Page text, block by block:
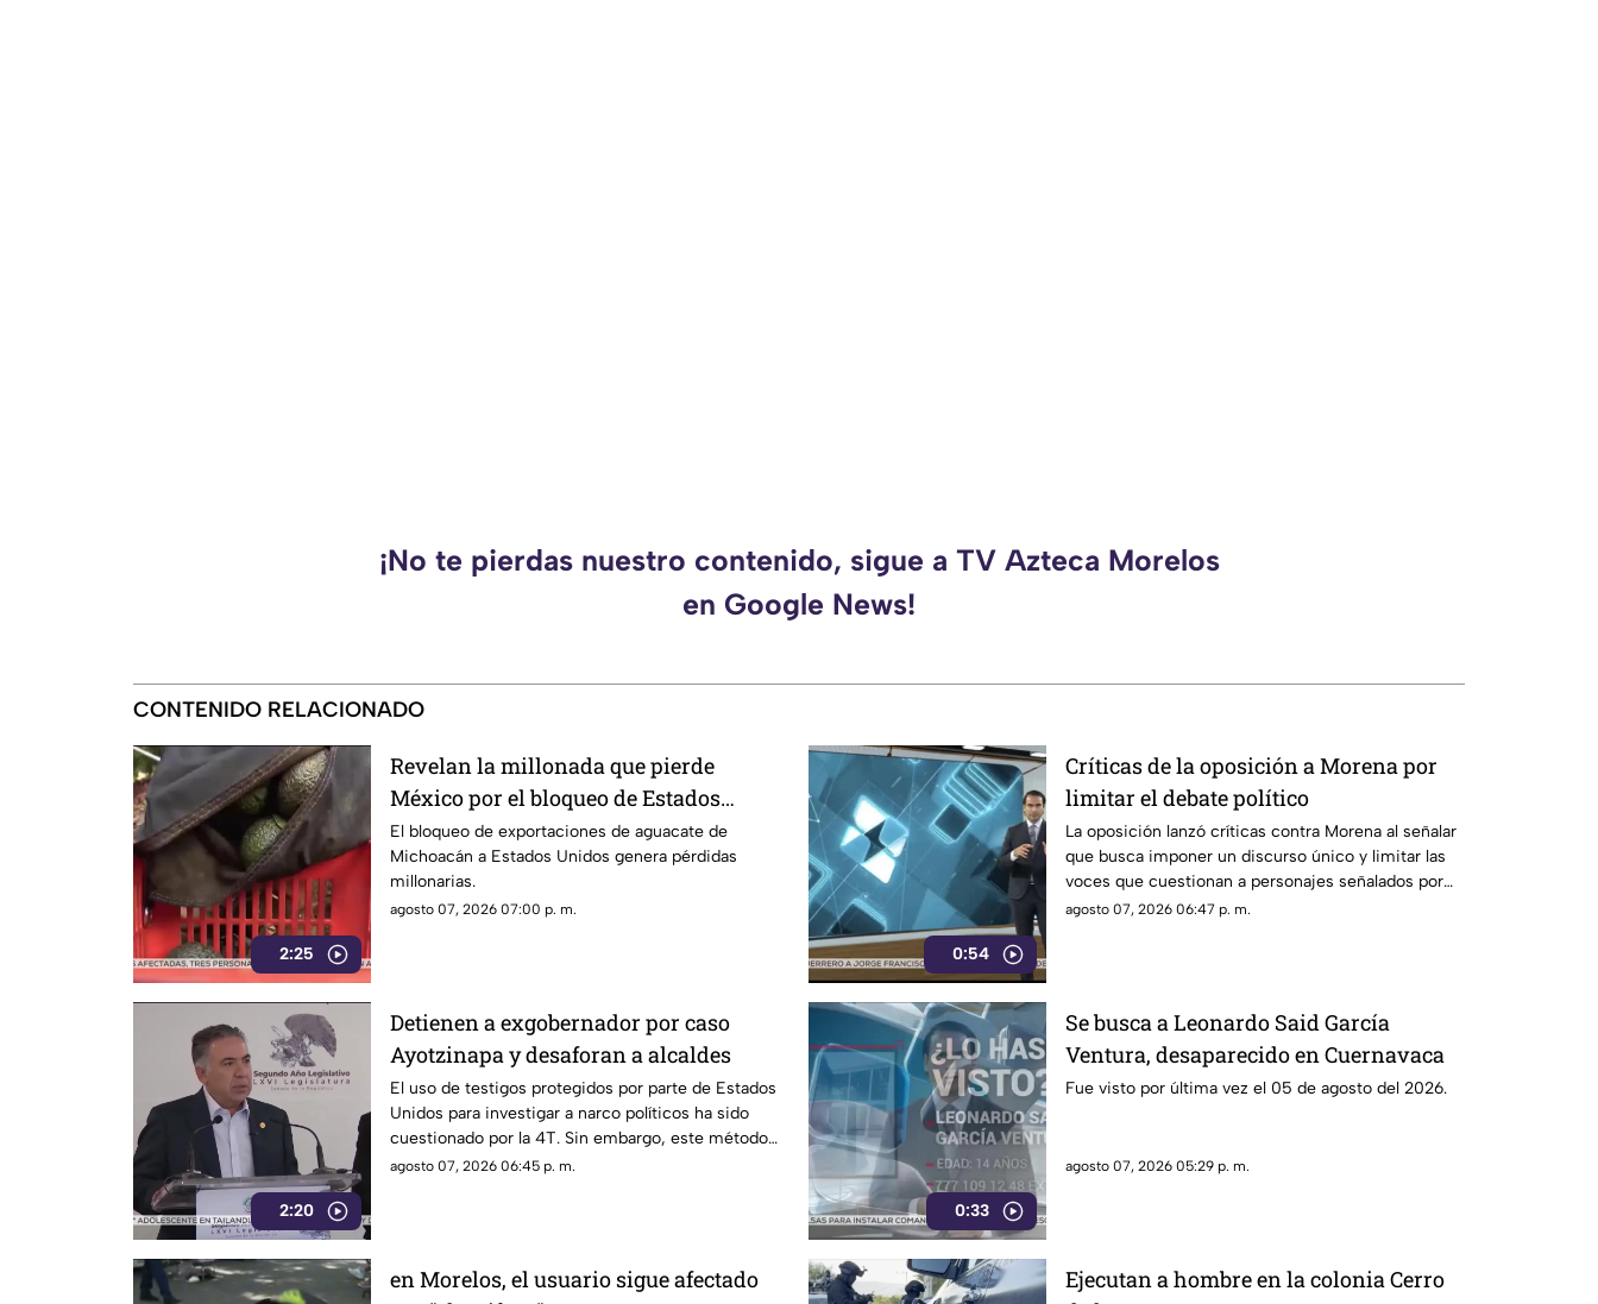
¡No te pierdas nuestro contenido, sigue a TV Azteca Morelos
en Google News!
CONTENIDO RELACIONADO
2:25
Revelan la millonada que pierde
México por el bloqueo de Estados
Unidos al aguacate de Michoacán
El bloqueo de exportaciones de aguacate de
Michoacán a Estados Unidos genera pérdidas
millonarias.
agosto 07, 2026 07:00 p. m.
0:54
Críticas de la oposición a Morena por
limitar el debate político
La oposición lanzó críticas contra Morena al señalar
que busca imponer un discurso único y limitar las
voces que cuestionan a personajes señalados por
presuntos vínculos con la narcopolítica de la 4T.
agosto 07, 2026 06:47 p. m.
2:20
Detienen a exgobernador por caso
Ayotzinapa y desaforan a alcaldes
El uso de testigos protegidos por parte de Estados
Unidos para investigar a narco políticos ha sido
cuestionado por la 4T. Sin embargo, este método
también ha colocado bajo la lupa a funcionarios y
agosto 07, 2026 06:45 p. m.
0:33
Se busca a Leonardo Said García
Ventura, desaparecido en Cuernavaca
Fue visto por última vez el 05 de agosto del 2026.
agosto 07, 2026 05:29 p. m.
en Morelos, el usuario sigue afectado
Ejecutan a hombre en la colonia Cerro